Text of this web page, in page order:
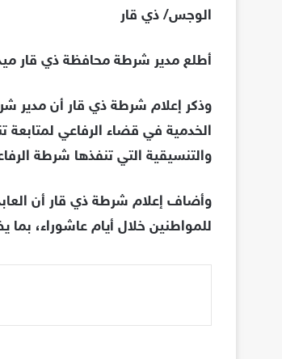
الوجس/ ذي قار
أطلع مدير شرطة محافظة ذي قار
وذكر إعلام شرطة ذي قار أن مدير
الخدمية في قضاء الرفاعي لمتابعة
والتنسيقية التي تنفذها شرطة
وأضاف إعلام شرطة ذي قار أن
للمواطنين خلال أيام عاشوراء،